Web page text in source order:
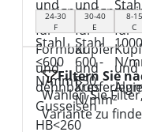
24-30
F
30-40
E
8-15
C
Filtern Sie
Wählen Sie
Variante zu